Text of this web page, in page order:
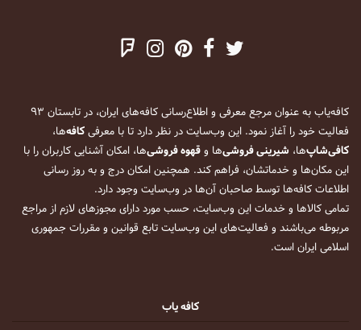
کافه‌یاب به عنوان مرجع معرفی و اطلاع‌رسانی کافه‌های ایران، در تابستان ۹۳
فعالیت خود را آغاز نمود. این وب‌سایت در نظر دارد تا با معرفیکافه‌ها،
کافی‌شاپ‌ها، شیرینی فروشی‌ها وقهوه فروشی‌ها، امکان آشنایی کاربران را با
این مکان‌ها و خدماتشان، فراهم کند. همچنین امکان درج و به روز رسانی
اطلاعات کافه‌ها توسط صاحبان آن‌ها در وب‌سایت وجود دارد.
تمامی کالاها و خدمات این وب‌سایت، حسب مورد دارای مجوزهای لازم از مراجع
مربوطه می‌باشند و فعالیت‌های این وب‌سایت تابع قوانین و مقررات جمهوری
اسلامی ایران است.
کافه یاب